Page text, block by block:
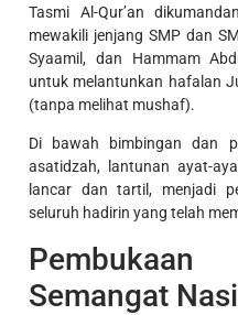
Tasmi Al-Qur’an
mewakili jenjang SMP dan
Syaamil, dan Hammam
untuk melantunkan hafalan
(tanpa melihat mushaf).
Di bawah bimbingan dan
asatidzah, lantunan ayat-
lancar dan tartil, menjadi
seluruh hadirin yang telah
Semangat